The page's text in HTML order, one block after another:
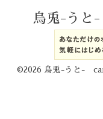
烏兎-う
©2026 烏兎-うと-